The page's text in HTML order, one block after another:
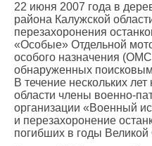
22 июня 2007 года в
района Калужской
перезахоронения
«Особые» Отдельной
особого назначения
обнаруженных
В течение нескольких
области члены военно-
организации «Военный
и перезахоронение
погибших в годы